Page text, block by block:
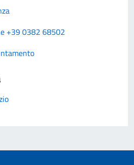
+39 0382 68502